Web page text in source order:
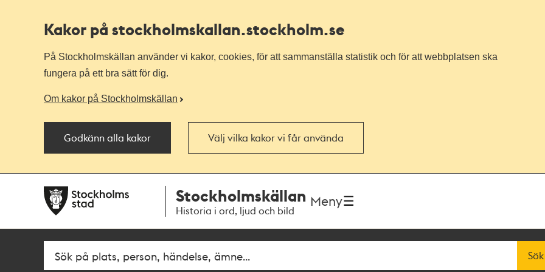
Kakor på stockholmskallan.stockholm.se
På Stockholmskällan använder vi kakor, cookies, för att sammanställa statistik och för att webbplatsen ska
fungera på ett bra sätt för dig.
Om kakor på Stockholmskällan
Godkänn alla kakor Välj vilka kakor vi får använda
navigationen
huvudinnehållet
Stockholmskällan
Historia i ord, ljud och bild
Meny
Fritextsök Sök